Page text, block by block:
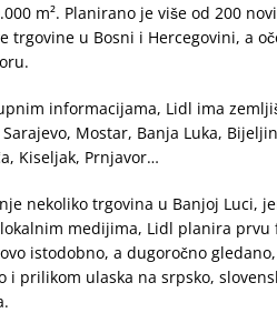
m². Planirano je više od 200
trgovine u Bosni i Hercegovini, a
informacijama, Lidl ima
Mostar, Banja Luka,
Kiseljak, Prnjavor…
nekoliko trgovina u Banjoj Luci,
medijima, Lidl planira prvu
istodobno, a dugoročno
i prilikom ulaska na srpsko,